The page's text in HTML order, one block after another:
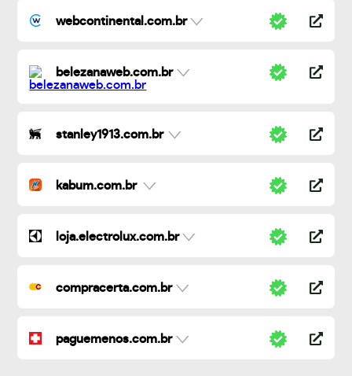
webcontinental.com.br
belezanaweb.com.br
stanley1913.com.br
kabum.com.br
loja.electrolux.com.br
compracerta.com.br
paguemenos.com.br